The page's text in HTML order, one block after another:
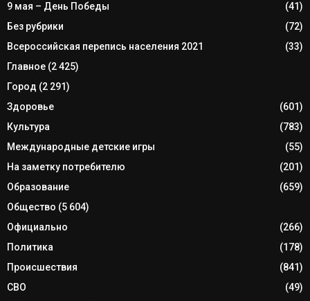
9 мая – День Победы
(41)
Без рубрики
(72)
Всероссийская перепись населения 2021
(33)
Главное (2 425)
Город (2 291)
Здоровье
(601)
Культура
(783)
Международные детские игры
(55)
На заметку потребителю
(201)
Образование
(659)
Общество (5 604)
Официально
(266)
Политика
(178)
Происшествия
(841)
СВО
(49)